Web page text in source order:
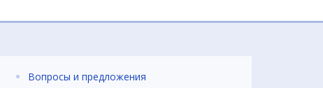
Вопросы и предложения